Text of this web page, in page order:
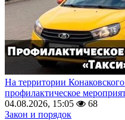
На территории
профилактическое
04.08.2026, 15:05
68
Закон и порядок